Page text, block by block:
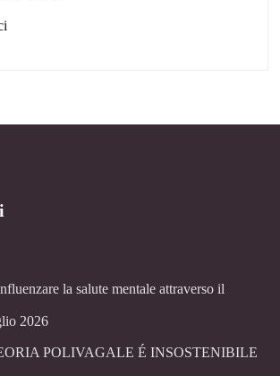
la salute mentale attraverso il
2026
POLIVAGALE É INSOSTENIBILE